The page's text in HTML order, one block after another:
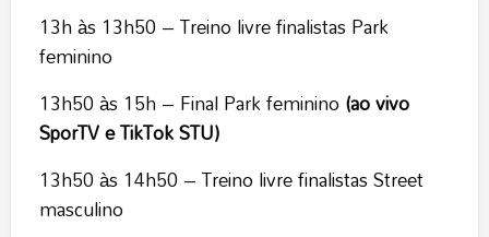
13h às 13h50 – Treino livre finalistas Park
feminino
13h50 às 15h – Final Park feminino (ao vivo
SporTV e TikTok STU)
13h50 às 14h50 – Treino livre finalistas Street
masculino